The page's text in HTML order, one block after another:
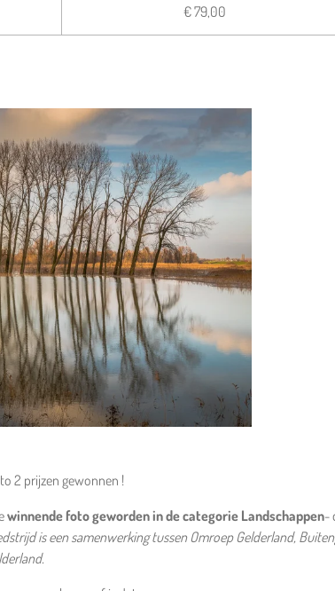
€ 79,00
2 prijzen gewonnen !
winnende foto geworden in de categorie Landschappen-
is een samenwerking tussen Omroep Gelderland,